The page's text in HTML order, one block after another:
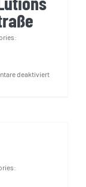
deaktiviertfür